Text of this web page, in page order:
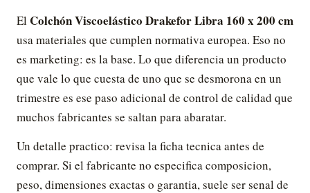
El Colchón Viscoelástico Drakefor Libra 160 x 200 cm
usa materiales que cumplen normativa europea. Eso no
es marketing: es la base. Lo que diferencia un producto
que vale lo que cuesta de uno que se desmorona en un
trimestre es ese paso adicional de control de calidad que
muchos fabricantes se saltan para abaratar.
Un detalle practico: revisa la ficha tecnica antes de
comprar. Si el fabricante no especifica composicion,
peso, dimensiones exactas o garantia, suele ser senal de